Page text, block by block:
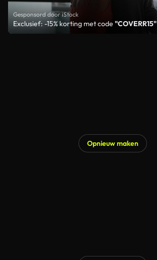
Gesponsord door iStock
Exclusief: -15% korting met code "COVERR15"
Opnieuw maken